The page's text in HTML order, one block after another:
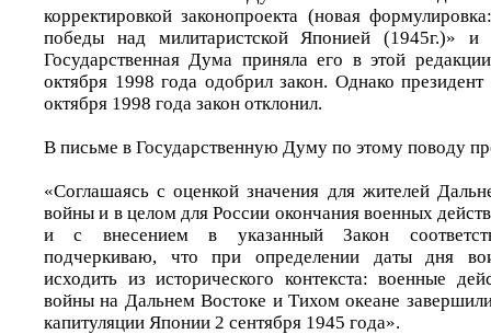
корректировкой законопроекта (новая
победы над милитаристской Японией (1945г.)»
Государственная Дума приняла его в этой
октября 1998 года одобрил закон. Однако
октября 1998 года закон отклонил.
В письме в Государственную Думу по этому поводу
«Соглашаясь с оценкой значения для жителей
войны и в целом для России окончания военных
и с внесением в указанный Закон
подчеркиваю, что при определении даты дня
исходить из исторического контекста: военные
войны на Дальнем Востоке и Тихом океане
капитуляции Японии 2 сентября 1945 года».